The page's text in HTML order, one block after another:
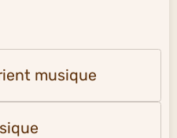
musique